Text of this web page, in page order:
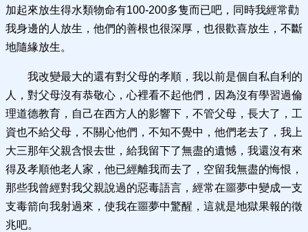
加起來放生得水類物命有100-200多隻而已吧，同時我經常勸
我身邊的人放生，他們的善根也很深厚，也很歡喜放生，不斷
地隨緣放生。
我改變最大的還有對父母的孝順，我以前是個自私自利的
人，對父母沒有恭敬心，心裡看不起他們，因為沒有學習過倫
理道德教育，自己在西方人的影響下，不管父母，長大了，工
資也不給父母，不關心他們，不知不覺中，他們老去了，我上
大三那年父親含恨去世，給我留下了無盡的遺憾，我還沒有來
得及孝順他老人家，他已經離我而去了，空留我無盡的悔恨，
那些我曾經對我父親說過的惡毒語言，經常在噩夢中變成一支
支毒箭向我射過來，使我在噩夢中驚醒，這就是地獄果報的徵
兆吧。